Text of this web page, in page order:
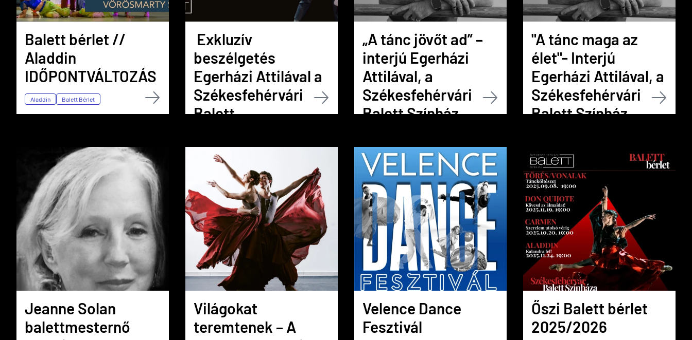
Balett bérlet //
Aladdin
IDŐPONTVÁLTOZÁS
Aladdin Balett Bérlet
Exkluzív
beszélgetés
Egerházi Attilával a
Székesfehérvári
Balett
„A tánc jövőt ad” –
interjú Egerházi
Attilával, a
Székesfehérvári
Balett Színház
interjú
"A tánc maga az
élet"- Interjú
Egerházi Attilával, a
Székesfehérvári
Balett Színház
interjú
Jeanne Solan
balettmesternő
Világokat
teremtenek – A
Velence Dance
Fesztivál
Őszi Balett bérlet
2025/2026